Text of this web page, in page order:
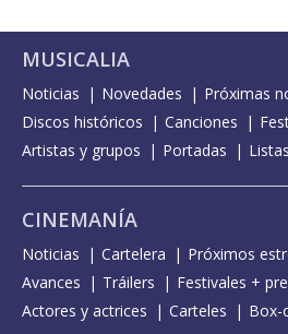
MUSICALIA
Noticias Novedades
Próximas
Discos históricos
Canciones
Artistas y grupos
Portadas Listas
CINEMANÍA
Noticias Cartelera Próximos
Avances
Tráilers
Festivales +
Actores y actrices
Carteles Box-